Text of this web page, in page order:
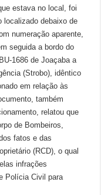
estava no local, foi
localizado debaixo de
numeração aparente,
seguida a bordo do
1686 de Joaçaba a
(Strobo), idêntico
em relação às
também
relatou que
de Bombeiros,
fatos e das
(RCD), o qual
infrações
Polícia Civil para